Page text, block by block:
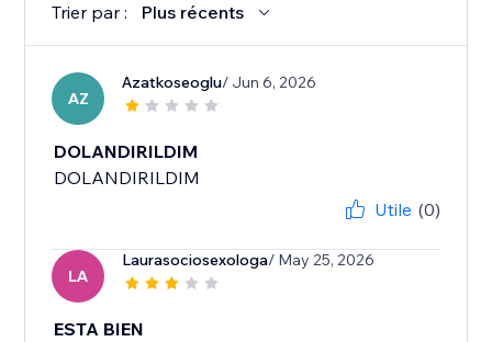
Trier par : Plus récents
AZ
Azatkoseoglu/ Jun 6, 2026
DOLANDIRILDIM
DOLANDIRILDIM
Utile (0)
LA
Laurasociosexologa/ May 25, 2026
ESTA BIEN